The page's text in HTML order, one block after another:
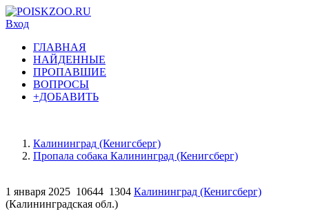
Вход
ГЛАВНАЯ
НАЙДЕННЫЕ
ПРОПАВШИЕ
ВОПРОСЫ
+ДОБАВИТЬ
Калининград (Кенигсберг)
Пропала собака Калининград (Кенигсберг)
1 января 2025 10644 1304 Калининград (Кенигсберг)
(Калининградская обл.)